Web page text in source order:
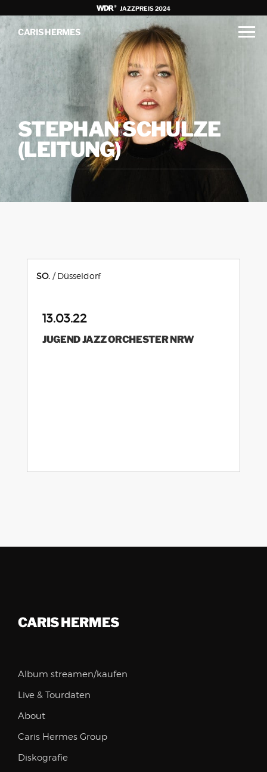
JAZZPREIS 2024
CARIS HERMES
STEPHAN SCHULZE
(LEITUNG)
SO. Düsseldorf
13.03.22
JUGEND JAZZ ORCHESTER NRW
CARIS HERMES
Album streamen/kaufen
Live & Tourdaten
About
Caris Hermes Group
Diskografie